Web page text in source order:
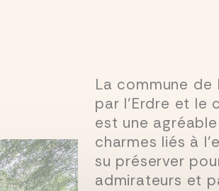
La commune
par l’Erdre et le
est une
charmes liés à
su préserver
admirateurs et